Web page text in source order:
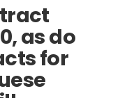
as do
for